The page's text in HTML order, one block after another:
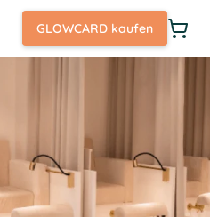
GLOWCARD kaufen